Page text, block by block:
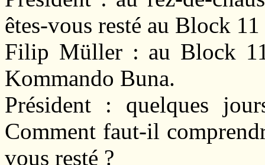
êtes-vous resté au Block 11
Filip Müller : au Block
Kommando Buna.
Président : quelques
Comment faut-il
vous resté ?